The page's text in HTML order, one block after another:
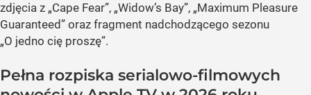
zdjęcia z „Cape Fear”, „Widow’s Bay”, „Maximum Pleasure
Guaranteed” oraz fragment nadchodzącego sezonu
„O jedno cię proszę”.
Pełna rozpiska serialowo-filmowych